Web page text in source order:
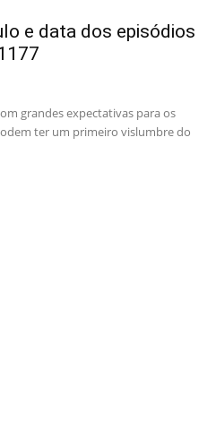
e data dos episódios
grandes expectativas para os
ter um primeiro vislumbre do